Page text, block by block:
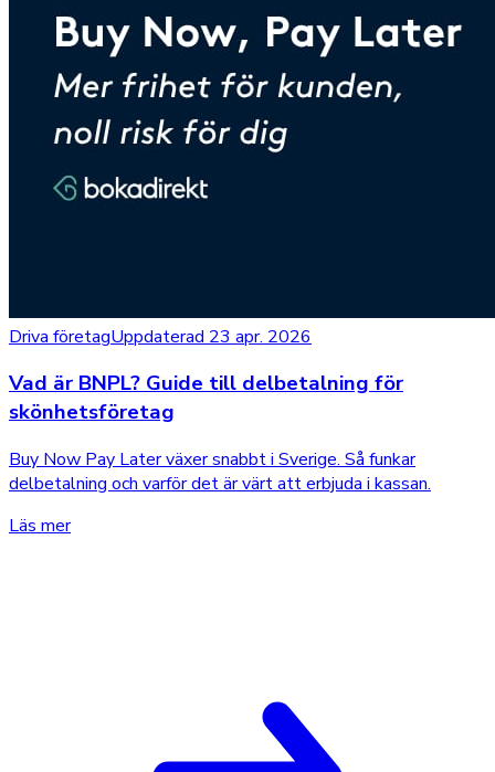
Driva företagUppdaterad 23 apr. 2026
Vad är BNPL? Guide till delbetalning för
skönhetsföretag
Buy Now Pay Later växer snabbt i Sverige. Så funkar
delbetalning och varför det är värt att erbjuda i kassan.
Läs mer